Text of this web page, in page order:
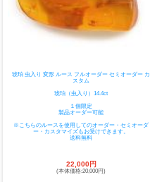
琥珀 虫入り 変形 ルース フルオーダー セミオーダー カ
スタム
琥珀（虫入り）14.4ct
１個限定
製品オーダー可能
※こちらのルースを使用してのオーダー・セミオーダ
ー・カスタマイズもお受けできます。
送料無料
22,000円
(本体価格:20,000円)